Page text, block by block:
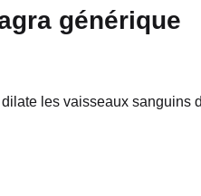
générique
les vaisseaux sanguins